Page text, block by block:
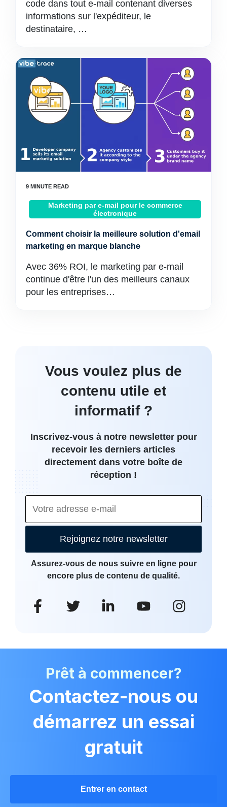
code dans tout e-mail contenant diverses
informations sur l'expéditeur, le
destinataire, …
Marketing par e-mail pour le commerce
électronique
Comment choisir la meilleure solution d'email
marketing en marque blanche
Avec 36% ROI, le marketing par e-mail
continue d'être l'un des meilleurs canaux
pour les entreprises…
Vous voulez plus de
contenu utile et
informatif ?
Inscrivez-vous à notre newsletter pour
recevoir les derniers articles
directement dans votre boîte de
réception !
Rejoignez notre newsletter
Assurez-vous de nous suivre en ligne pour
encore plus de contenu de qualité.
Prêt à commencer?
Contactez-nous ou
démarrez un essai
gratuit
Entrer en contact